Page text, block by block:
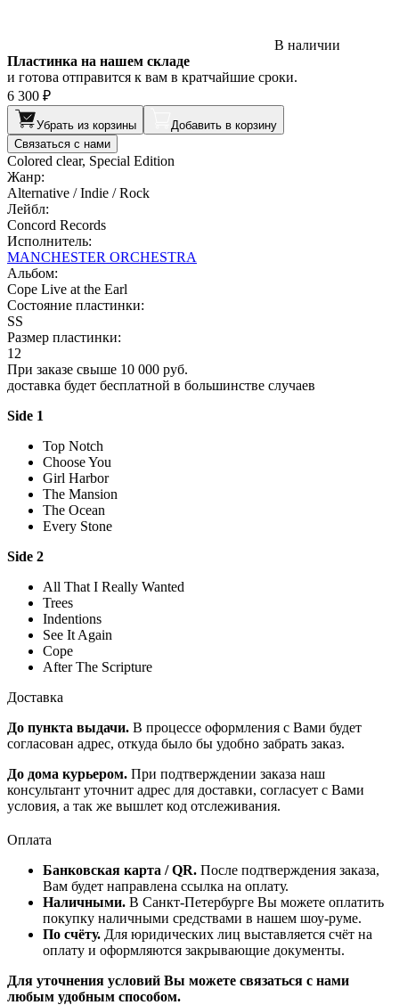
В наличии
Пластинка на нашем складе
и готова отправится к вам в кратчайшие сроки.
6 300 ₽
Убрать из корзины
Добавить в корзину
Связаться с нами
Colored clear, Special Edition
Жанр:
Alternative / Indie / Rock
Лейбл:
Concord Records
Исполнитель:
MANCHESTER ORCHESTRA
Альбом:
Cope Live at the Earl
Состояние пластинки:
SS
Размер пластинки:
12
При заказе свыше 10 000 руб.
доставка будет бесплатной в большинстве случаев
Side 1
Top Notch
Choose You
Girl Harbor
The Mansion
The Ocean
Every Stone
Side 2
All That I Really Wanted
Trees
Indentions
See It Again
Cope
After The Scripture
Доставка
До пункта выдачи. В процессе оформления с Вами будет
согласован адрес, откуда было бы удобно забрать заказ.
До дома курьером. При подтверждении заказа наш
консультант уточнит адрес для доставки, согласует с Вами
условия, а так же вышлет код отслеживания.
Оплата
Банковская карта / QR. После подтверждения заказа,
Вам будет направлена ссылка на оплату.
Наличными. В Санкт-Петербурге Вы можете оплатить
покупку наличными средствами в нашем шоу-руме.
По счёту. Для юридических лиц выставляется счёт на
оплату и оформляются закрывающие документы.
Для уточнения условий Вы можете связаться с нами
любым удобным способом.